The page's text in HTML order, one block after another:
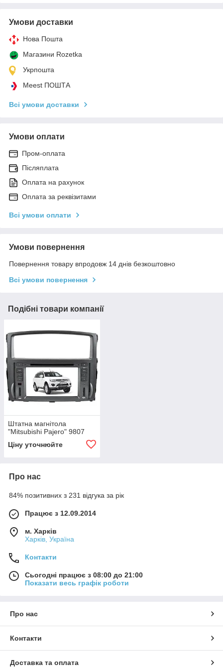
Умови доставки
Нова Пошта
Магазини Rozetka
Укрпошта
Meest ПОШТА
Всі умови доставки
Умови оплати
Пром-оплата
Післяплата
Оплата на рахунок
Оплата за реквізитами
Всі умови оплати
Умови повернення
Повернення товару впродовж 14 днів безкоштовно
Всі умови повернення
Подібні товари компанії
Штатна магнітола
"Mitsubishi Pajero" 9807
Ціну уточнюйте
Про нас
84% позитивних з 231 відгука за рік
Працює з 12.09.2014
м. Харків
Харків, Україна
Контакти
Сьогодні працює з 08:00 до 21:00
Показати весь графік роботи
Про нас
Контакти
Доставка та оплата